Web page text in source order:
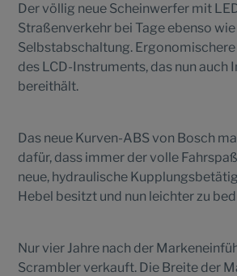
Der völlig neue Scheinwerfer mit
Straßenverkehr bei Tage ebenso
Selbstabschaltung.
des LCD-Instruments, das nun
bereithält.
Das neue Kurven-ABS von Bosch
dafür, dass immer der volle
neue, hydraulische
Hebel besitzt und nun leichter zu
Nur vier Jahre nach der
Scrambler verkauft. Die Breite der